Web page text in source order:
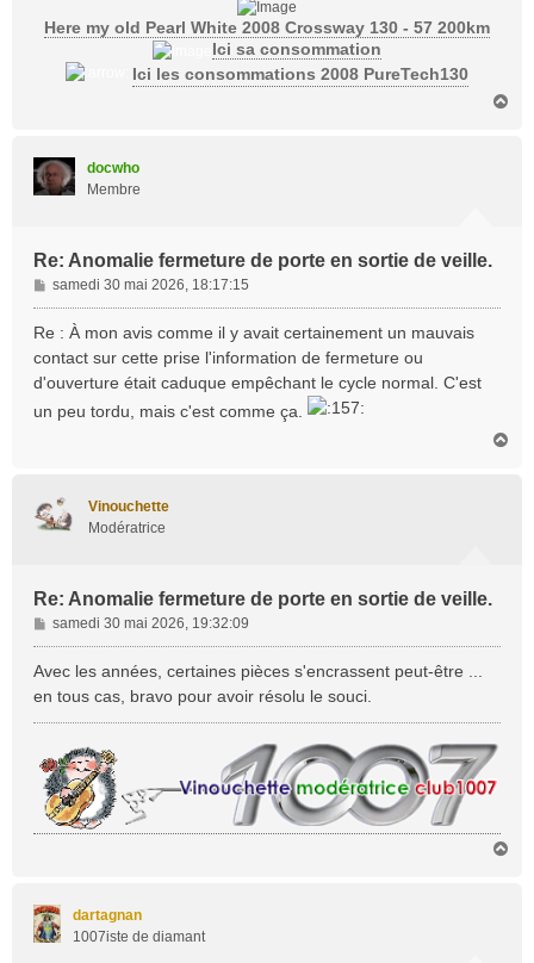
Here my old Pearl White 2008 Crossway 130 - 57 200km
Ici sa consommation
Ici les consommations 2008 PureTech130
docwho
Membre
Re: Anomalie fermeture de porte en sortie de veille.
M
e
a
g
e
samedi 30 mai 2026, 18:17:15
Re : À mon avis comme il y avait certainement un mauvais
contact sur cette prise l'information de fermeture ou
d'ouverture était caduque empêchant le cycle normal. C'est
un peu tordu, mais c'est comme ça.
Vinouchette
Modératrice
Re: Anomalie fermeture de porte en sortie de veille.
M
e
a
g
samedi 30 mai 2026, 19:32:09
Avec les années, certaines pièces s'encrassent peut-être ...
en tous cas, bravo pour avoir résolu le souci.
dartagnan
1007iste de diamant